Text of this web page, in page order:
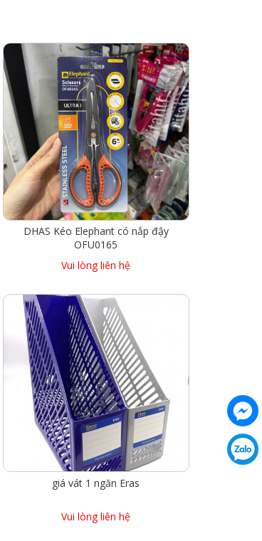
DHAS Kéo Elephant có nắp đậy
OFU0165
Vui lòng liên hệ
giá vát 1 ngăn Eras
Vui lòng liên hệ